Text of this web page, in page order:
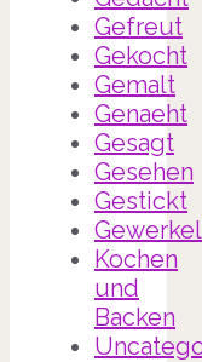
Gefreut
Gekocht
Gemalt
Genaeht
Gesagt
Gesehen
Gestickt
Kochen
und
Backen